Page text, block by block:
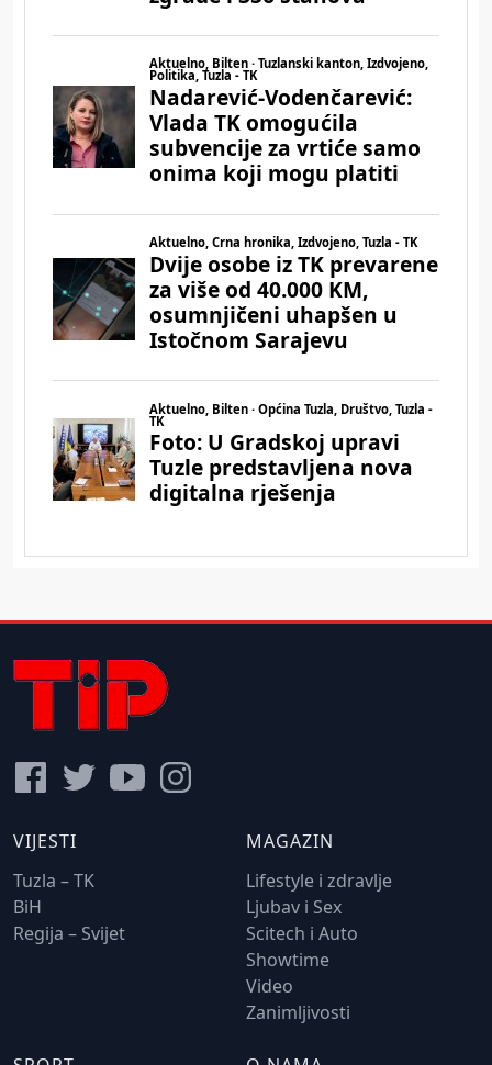
VIJESTI
Tuzla – TK
BiH
Regija – Svijet
MAGAZIN
Lifestyle i zdravlje
Ljubav i Sex
Scitech i Auto
Showtime
Video
Zanimljivosti